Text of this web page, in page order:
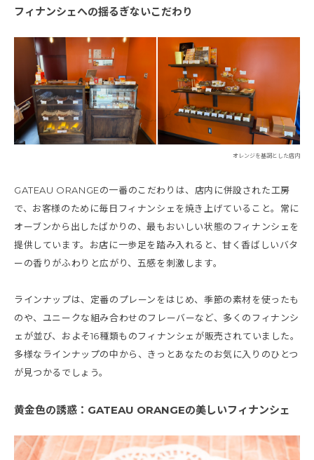
フィナンシェへの揺るぎないこだわり
オレンジを基調とした店内
GATEAU ORANGEの一番のこだわりは、店内に併設された工房
で、お客様のために毎日フィナンシェを焼き上げていること。常に
オーブンから出したばかりの、最もおいしい状態のフィナンシェを
提供しています。お店に一歩足を踏み入れると、甘く香ばしいバタ
ーの香りがふわりと広がり、五感を刺激します。
ラインナップは、定番のプレーンをはじめ、季節の素材を使ったも
のや、ユニークな組み合わせのフレーバーなど、多くのフィナンシ
ェが並び、およそ16種類ものフィナンシェが販売されていました。
多様なラインナップの中から、きっとあなたのお気に入りのひとつ
が見つかるでしょう。
黄金色の誘惑：GATEAU ORANGEの美しいフィナンシェ